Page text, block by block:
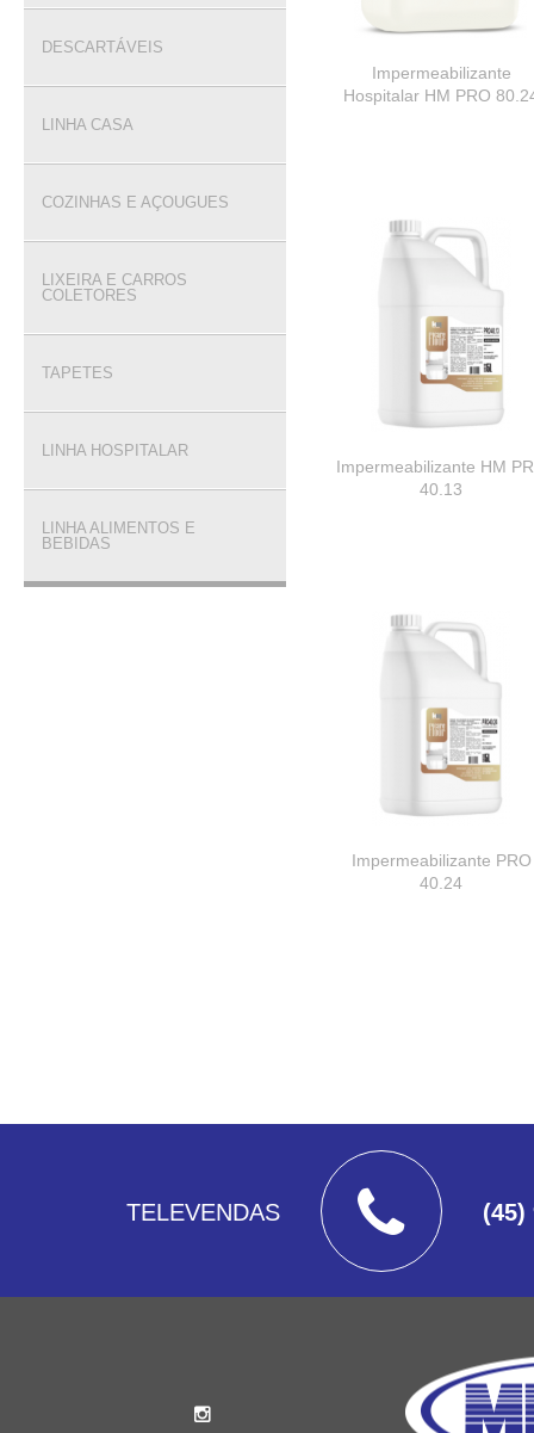
DESCARTÁVEIS
LINHA CASA
COZINHAS E AÇOUGUES
LIXEIRA E CARROS
COLETORES
TAPETES
LINHA HOSPITALAR
LINHA ALIMENTOS E
BEBIDAS
Impermeabilizante
Hospitalar HM PRO
Impermeabilizante HM
40.13
Impermeabilizante PRO
40.24
TELEVENDAS (45)